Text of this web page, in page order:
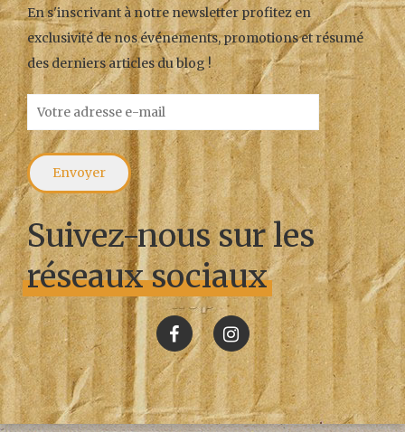
En s'inscrivant à notre newsletter profitez en
exclusivité de nos événements, promotions et résumé
des derniers articles du blog !
Suivez-nous sur les
réseaux sociaux